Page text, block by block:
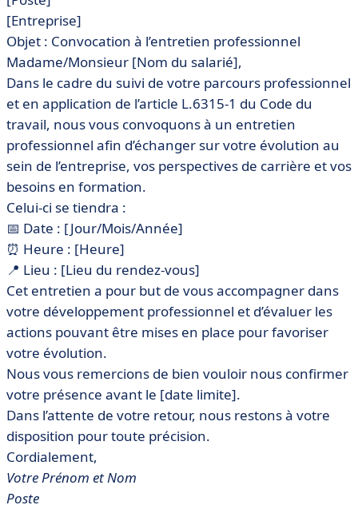
[Entreprise]
Objet : Convocation à l’entretien professionnel
Madame/Monsieur [Nom du salarié],
Dans le cadre du suivi de votre parcours professionnel
et en application de l’article L.6315-1 du Code du
travail, nous vous convoquons à un entretien
professionnel afin d’échanger sur votre évolution au
sein de l’entreprise, vos perspectives de carrière et vos
besoins en formation.
Celui-ci se tiendra :
📅 Date : [Jour/Mois/Année]
⏰ Heure : [Heure]
📍 Lieu : [Lieu du rendez-vous]
Cet entretien a pour but de vous accompagner dans
votre développement professionnel et d’évaluer les
actions pouvant être mises en place pour favoriser
votre évolution.
Nous vous remercions de bien vouloir nous confirmer
votre présence avant le [date limite].
Dans l’attente de votre retour, nous restons à votre
disposition pour toute précision.
Cordialement,
Votre Prénom et Nom
Poste